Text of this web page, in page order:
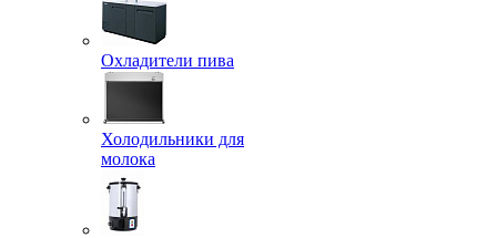
Охладители пива
Холодильники для
молока